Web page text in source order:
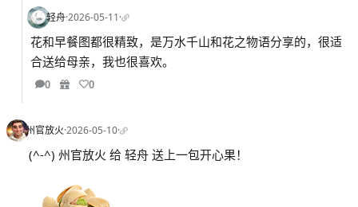
轻舟·2026-05-11·
花和早餐图都很精致，是万水千山和花之物语分享的，很适
合送给母亲，我也很喜欢。
0 0
州官放火·2026-05-10·
(^-^) 州官放火 给 轻舟 送上一包开心果！